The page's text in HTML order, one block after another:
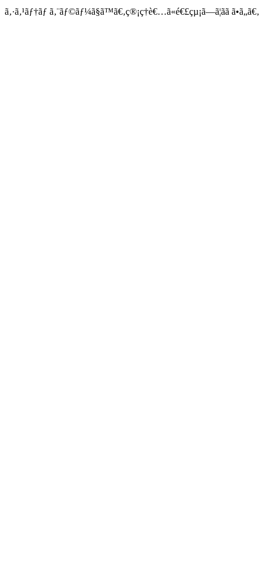
ã‚·ã‚¹ãƒ†ãƒ ã‚¨ãƒ©ãƒ¼ã§ã™ã€‚ç®¡ç†è€…ã«é€£çµ¡ã—ã¦ãã ã•ã„ã€‚